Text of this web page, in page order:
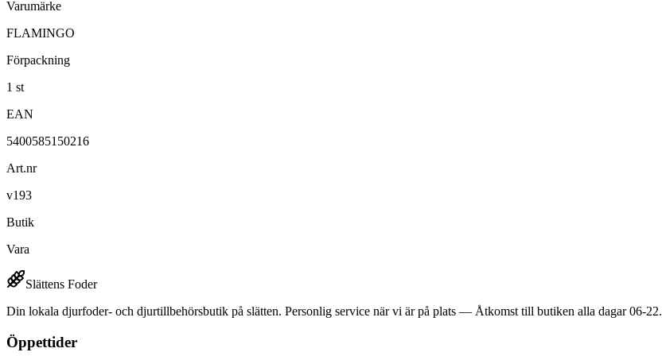
Varumärke
FLAMINGO
Förpackning
1 st
EAN
5400585150216
Art.nr
v193
Butik
Vara
Slättens Foder
Din lokala djurfoder- och djurtillbehörsbutik på slätten. Personlig service när vi är på plats — Åtkomst till butiken alla dagar 06-22.
Öppettider